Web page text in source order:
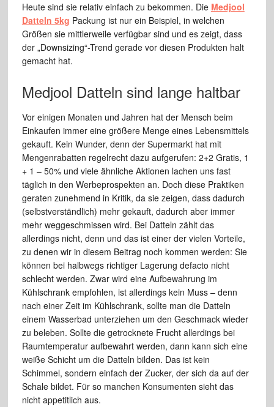
Heute sind sie relativ einfach zu bekommen. Die Medjool
Datteln 5kg Packung ist nur ein Beispiel, in welchen
Größen sie mittlerweile verfügbar sind und es zeigt, dass
der „Downsizing“-Trend gerade vor diesen Produkten halt
gemacht hat.
Medjool Datteln sind lange haltbar
Vor einigen Monaten und Jahren hat der Mensch beim
Einkaufen immer eine größere Menge eines Lebensmittels
gekauft. Kein Wunder, denn der Supermarkt hat mit
Mengenrabatten regelrecht dazu aufgerufen: 2+2 Gratis, 1
+ 1 – 50% und viele ähnliche Aktionen lachen uns fast
täglich in den Werbeprospekten an. Doch diese Praktiken
geraten zunehmend in Kritik, da sie zeigen, dass dadurch
(selbstverständlich) mehr gekauft, dadurch aber immer
mehr weggeschmissen wird. Bei Datteln zählt das
allerdings nicht, denn und das ist einer der vielen Vorteile,
zu denen wir in diesem Beitrag noch kommen werden: Sie
können bei halbwegs richtiger Lagerung defacto nicht
schlecht werden. Zwar wird eine Aufbewahrung im
Kühlschrank empfohlen, ist allerdings kein Muss – denn
nach einer Zeit im Kühlschrank, sollte man die Datteln
einem Wasserbad unterziehen um den Geschmack wieder
zu beleben. Sollte die getrocknete Frucht allerdings bei
Raumtemperatur aufbewahrt werden, dann kann sich eine
weiße Schicht um die Datteln bilden. Das ist kein
Schimmel, sondern einfach der Zucker, der sich da auf der
Schale bildet. Für so manchen Konsumenten sieht das
nicht appetitlich aus.